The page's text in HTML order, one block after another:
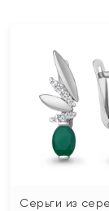
Серьги из